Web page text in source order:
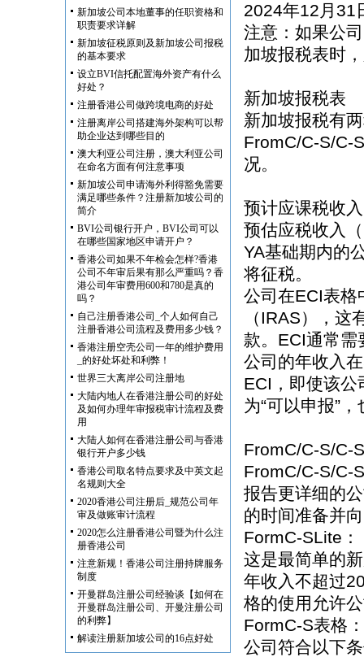
新加坡公司本地董事的任职资格和
职责要求详解
新加坡征税原则及新加坡公司报税
的基本要求
设立BVI信托配置海外资产有什么
好处？
注册香港公司做跨境电商的好处
注册离岸公司搭建海外架构可以帮
助企业达到哪些目的
澳大利亚公司注册，澳大利亚公司
在命名方面有何注意事项
新加坡公司申请海外利得豁免需要
满足哪些条件？注册新加坡公司的
简介
BVI公司银行开户，BVI公司可以
在哪些国家地区申请开户？
香港公司如果不年检会怎样?香港
公司不年审后果有那么严重吗？香
港公司年审费用600和780是真的
吗？
自己注册香港公司_个人如何自己
注册香港公司流程及费用多少钱？
香港注册空壳公司一年的维护费用
_的好处坏处和利弊！
世界三大离岸公司注册地
大陆内地人在香港注册公司的好处
及如何办理年审报税审计流程及费
用
大陆人如何在香港注册公司与香港
银行开户多少钱
香港公司取名特点要求及中英文起
名规则大全
2020香港公司注册后_规范公司年
审及做账审计流程
2020怎么注册香港公司暨为什么注
册香港公司
注意新规！香港公司注册持牌服务
制度
开曼群岛注册公司经验谈【如何在
开曼群岛注册公司、开曼注册公司
的利弊】
解读注册新加坡公司的16点好处
2024年12月31
注意：如果公
加坡报税表时
新加坡报税表
新加坡报税有
FromC/C-S/C-
况。
预计应课税收
预估应税收入
YA基础期内的
将征税。
公司在ECI表格
（IRAS），
款。ECI通常需
公司的年收入
ECI，即使该公
为“可以申报”
FromC/C-S/C-
FromC/C-S/C-
报告更详细的
的时间准备并
FormC-SLite：
这是最简单的
年收入不超过
格的使用允许
FormC-S表格：
公司符合以下